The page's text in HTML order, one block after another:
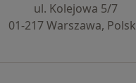
ul. Kolejowa 5/7
01-217 Warszawa,